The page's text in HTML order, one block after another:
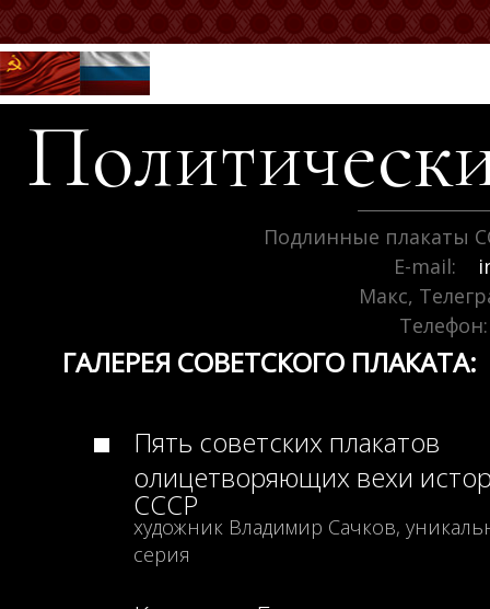
Подлинные плакаты
E-mail:
Макс,
Телефон:
ГАЛЕРЕЯ СОВЕТСКОГО ПЛАКАТА:
Пять советских плакатов
олицетворяющих вехи
СССР
художник Владимир Сачков,
серия